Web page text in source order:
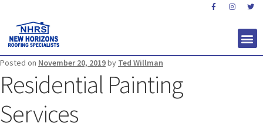
Posted on November 20, 2019by Ted Willman
Residential Painting
Services